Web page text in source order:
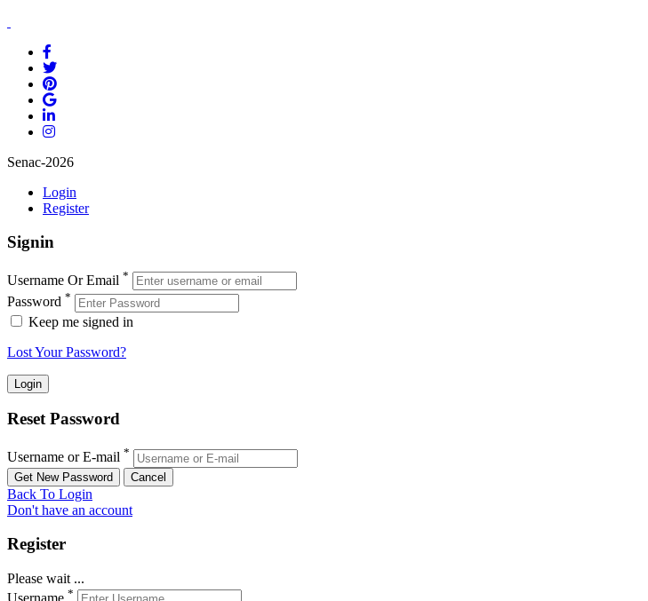
Senac-2026
Login
Register
Signin
Username Or Email *
Password *
Keep me signed in
Lost Your Password?
Reset Password
Username or E-mail *
Back To Login
Don't have an account
Register
Please wait ...
*